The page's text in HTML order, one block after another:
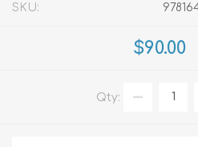
SKU:
$90.00
Qty: